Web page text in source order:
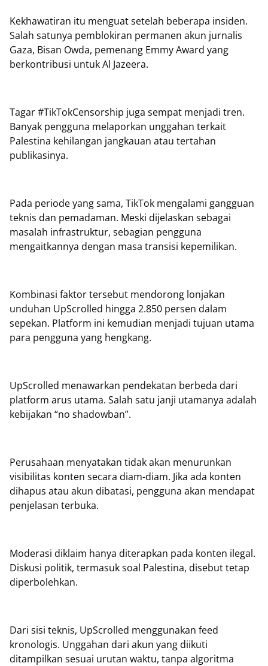
Kekhawatiran itu menguat setelah beberapa insiden.
Salah satunya pemblokiran permanen akun jurnalis
Gaza, Bisan Owda, pemenang Emmy Award yang
berkontribusi untuk Al Jazeera.
Tagar #TikTokCensorship juga sempat menjadi tren.
Banyak pengguna melaporkan unggahan terkait
Palestina kehilangan jangkauan atau tertahan
publikasinya.
Pada periode yang sama, TikTok mengalami gangguan
teknis dan pemadaman. Meski dijelaskan sebagai
masalah infrastruktur, sebagian pengguna
mengaitkannya dengan masa transisi kepemilikan.
Kombinasi faktor tersebut mendorong lonjakan
unduhan UpScrolled hingga 2.850 persen dalam
sepekan. Platform ini kemudian menjadi tujuan utama
para pengguna yang hengkang.
UpScrolled menawarkan pendekatan berbeda dari
platform arus utama. Salah satu janji utamanya adalah
kebijakan “no shadowban”.
Perusahaan menyatakan tidak akan menurunkan
visibilitas konten secara diam-diam. Jika ada konten
dihapus atau akun dibatasi, pengguna akan mendapat
penjelasan terbuka.
Moderasi diklaim hanya diterapkan pada konten ilegal.
Diskusi politik, termasuk soal Palestina, disebut tetap
diperbolehkan.
Dari sisi teknis, UpScrolled menggunakan feed
kronologis. Unggahan dari akun yang diikuti
ditampilkan sesuai urutan waktu, tanpa algoritma